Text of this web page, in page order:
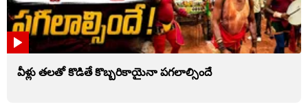
వీళ్లు తలతో కొడితే కొబ్బరికాయైనా పగలాల్సిందే